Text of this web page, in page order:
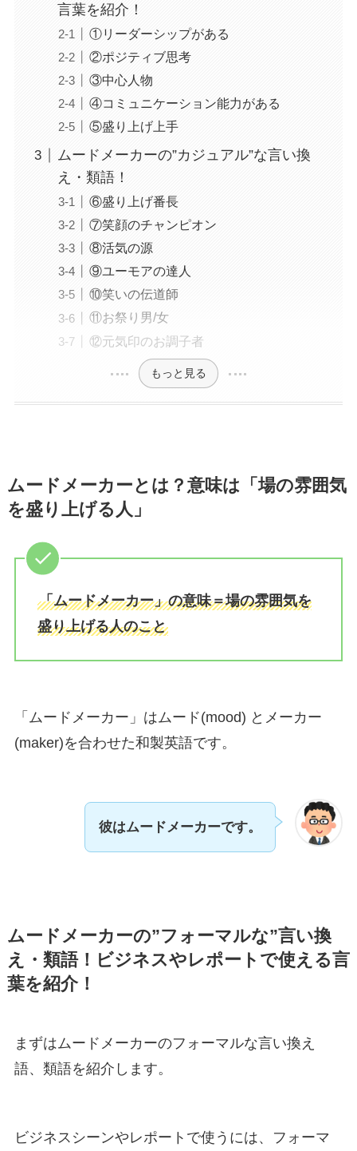
言葉を紹介！
①リーダーシップがある
②ポジティブ思考
③中心人物
④コミュニケーション能力がある
⑤盛り上げ上手
ムードメーカーの”カジュアル”な言い換
え・類語！
⑥盛り上げ番長
⑦笑顔のチャンピオン
⑧活気の源
⑨ユーモアの達人
⑩笑いの伝道師
⑪お祭り男/女
⑫元気印のお調子者
もっと見る
ムードメーカーとは？意味は「場の雰囲気
を盛り上げる人」
「ムードメーカー」の意味＝場の雰囲気を
盛り上げる人のこと
「ムードメーカー」はムード(mood) とメーカー
(maker)を合わせた和製英語です。
彼はムードメーカーです。
ムードメーカーの”フォーマルな”言い換
え・類語！ビジネスやレポートで使える言
葉を紹介！
まずはムードメーカーのフォーマルな言い換え
語、類語を紹介します。
ビジネスシーンやレポートで使うには、フォーマ